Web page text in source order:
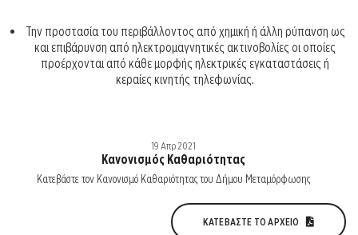
Την προστασία του περιβάλλοντος από χημική ή άλλη ρύπανση ως
και επιβάρυνση από ηλεκτρομαγνητικές ακτινοβολίες οι οποίες
προέρχονται από κάθε μορφής ηλεκτρικές εγκαταστάσεις ή
κεραίες κινητής τηλεφωνίας.
19 Απρ 2021
Κανονισμός Καθαριότητας
Κατεβάστε τον Κανονισμό Καθαριότητας του Δήμου Μεταμόρφωσης
ΚΑΤΕΒΆΣΤΕ ΤΟ ΑΡΧΕΊΟ